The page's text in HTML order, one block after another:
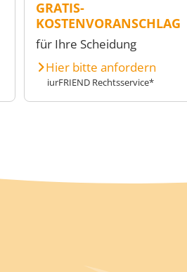
GRATIS-
KOSTENVORANSCHLAG
für Ihre Scheidung
Hier bitte anfordern
iurFRIEND Rechtsservice*